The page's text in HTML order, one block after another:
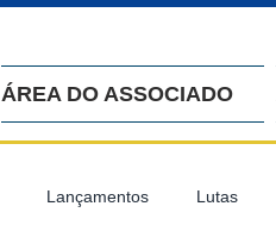
ÁREA DO ASSOCIADO
Lançamentos Lutas